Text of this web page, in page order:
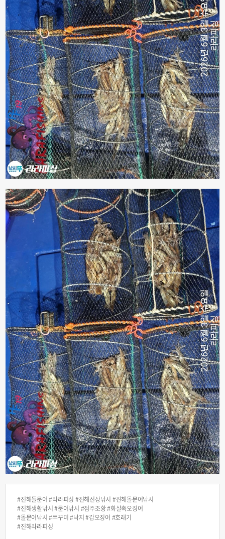
#진해돌문어 #라라피싱 #진해선상낚시 #진해돌문어낚시
#진해생활낚시 #문어낚시 #점주조황 #화살촉오징어
#돌문어낚시 #쭈꾸미 #낙지 #갑오징어 #호래기
#진해라라피싱